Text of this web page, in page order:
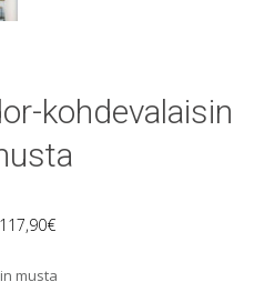
kohdevalaisin
117,90€
musta